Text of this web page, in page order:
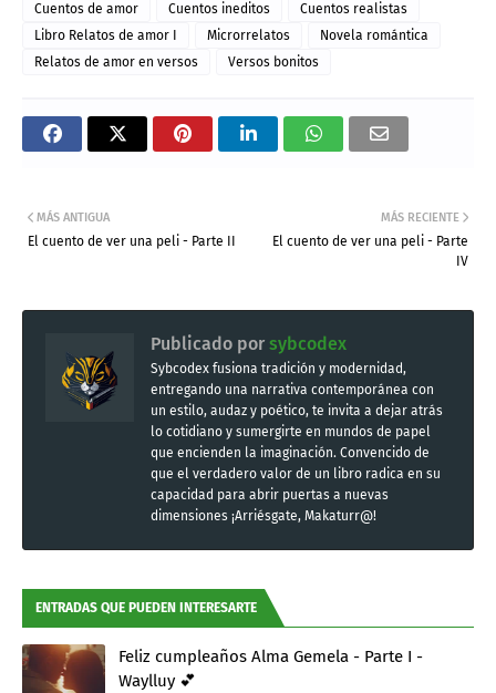
Cuentos de amor Cuentos ineditos
Cuentos realistas
Libro Relatos de amor I
Microrrelatos
Novela romántica
Relatos de amor en versos
Versos bonitos
MÁS RECIENTE
El cuento de ver una peli - Parte
IV
MÁS ANTIGUA
El cuento de ver una peli - Parte II
Publicado por sybcodex
Sybcodex fusiona tradición y modernidad,
entregando una narrativa contemporánea con
un estilo, audaz y poético, te invita a dejar atrás
lo cotidiano y sumergirte en mundos de papel
que encienden la imaginación. Convencido de
que el verdadero valor de un libro radica en su
capacidad para abrir puertas a nuevas
dimensiones ¡Arriésgate, Makaturr@!
ENTRADAS QUE PUEDEN INTERESARTE
Feliz cumpleaños Alma Gemela - Parte I -
Waylluy 💕